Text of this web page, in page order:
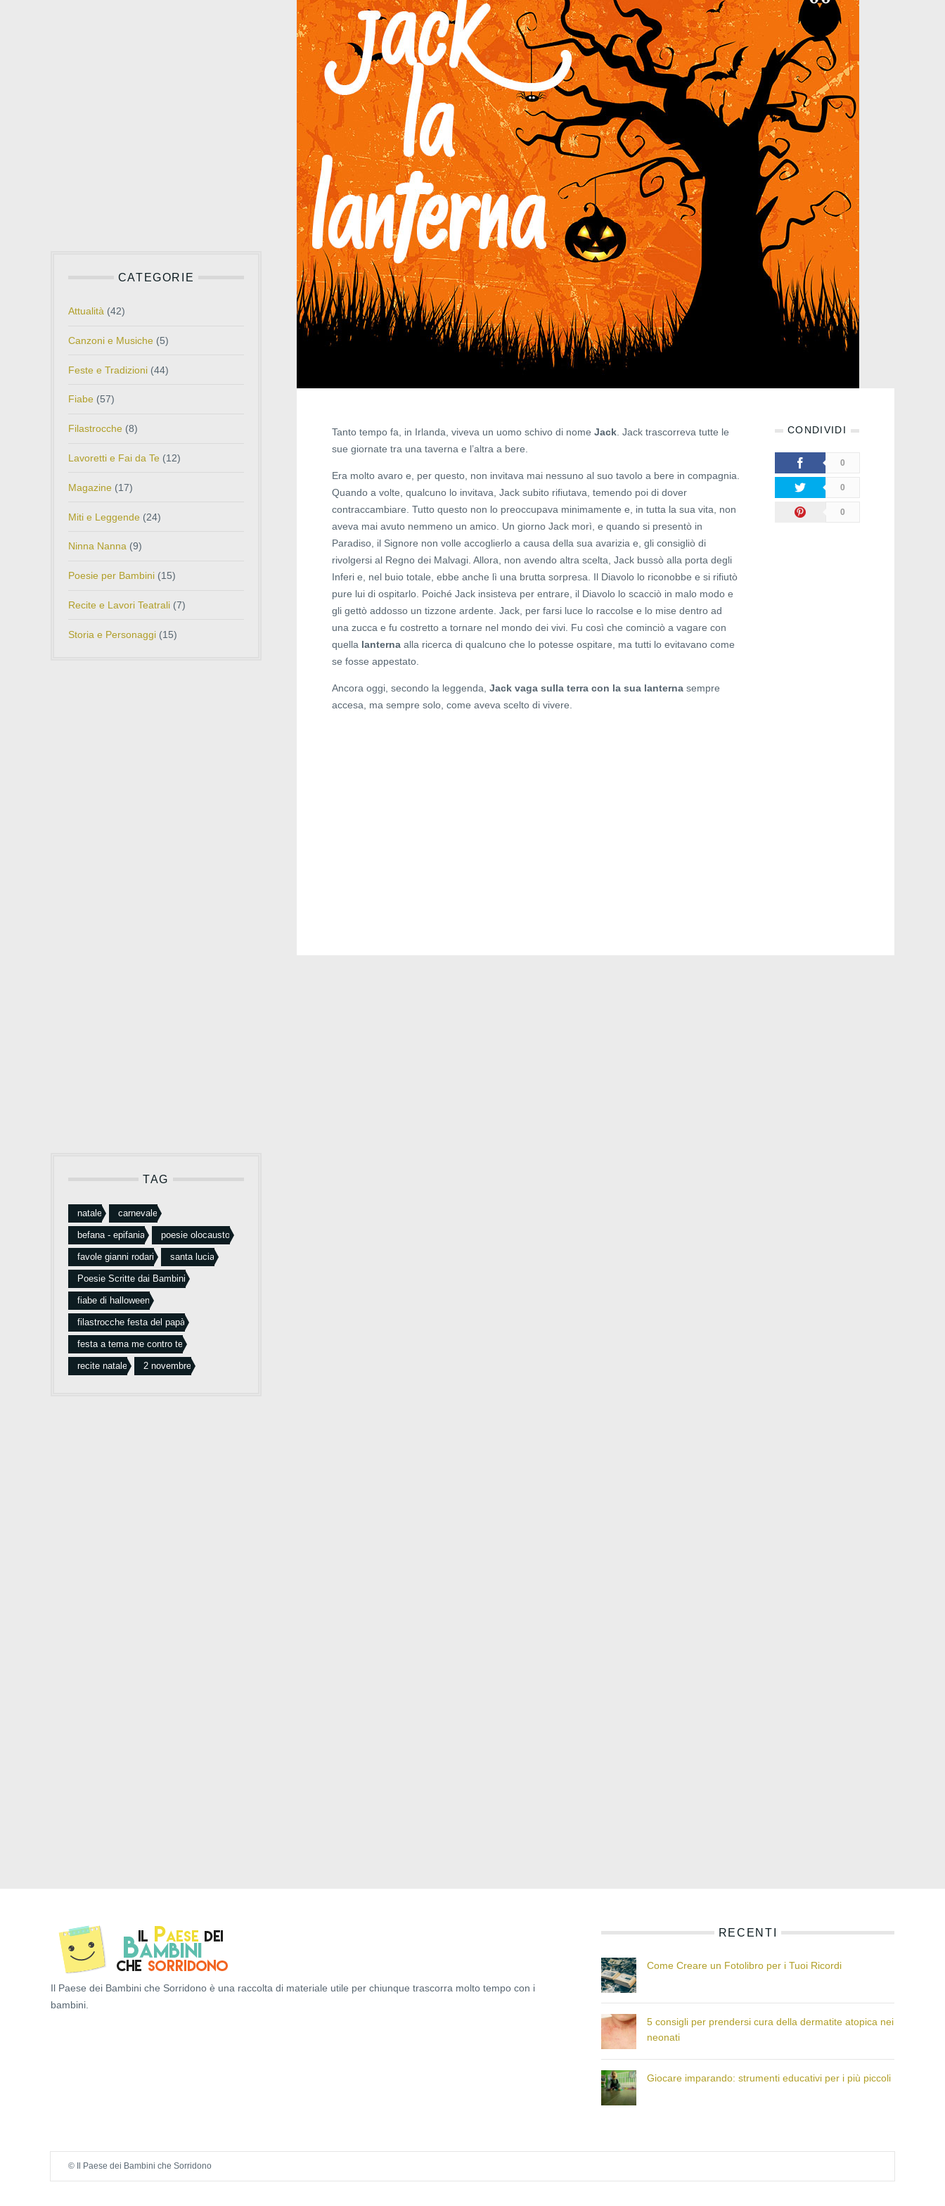
CONDIVIDI
0
0
0
Tanto tempo fa, in Irlanda, viveva un uomo schivo di nome Jack . Jack trascorreva tutte le
sue giornate tra una taverna e l’altra a bere.
Era molto avaro e, per questo, non invitava mai nessuno al suo tavolo a bere in compagnia.
Quando a volte, qualcuno lo invitava, Jack subito rifiutava, temendo poi di dover
contraccambiare. Tutto questo non lo preoccupava minimamente e, in tutta la sua vita, non
aveva mai avuto nemmeno un amico. Un giorno Jack morì, e quando si presentò in
Paradiso, il Signore non volle accoglierlo a causa della sua avarizia e, gli consigliò di
rivolgersi al Regno dei Malvagi. Allora, non avendo altra scelta, Jack bussò alla porta degli
Inferi e, nel buio totale, ebbe anche lì una brutta sorpresa. Il Diavolo lo riconobbe e si rifiutò
pure lui di ospitarlo. Poiché Jack insisteva per entrare, il Diavolo lo scacciò in malo modo e
gli gettò addosso un tizzone ardente. Jack, per farsi luce lo raccolse e lo mise dentro ad
una zucca e fu costretto a tornare nel mondo dei vivi. Fu così che cominciò a vagare con
quella lanterna alla ricerca di qualcuno che lo potesse ospitare, ma tutti lo evitavano come
se fosse appestato.
Ancora oggi, secondo la leggenda, Jack vaga sulla terra con la sua lanterna sempre
accesa, ma sempre solo, come aveva scelto di vivere.
CATEGORIE
Attualità (42)
Canzoni e Musiche (5)
Feste e Tradizioni (44)
Fiabe (57)
Filastrocche (8)
Lavoretti e Fai da Te (12)
Magazine (17)
Miti e Leggende (24)
Ninna Nanna (9)
Poesie per Bambini (15)
Recite e Lavori Teatrali (7)
Storia e Personaggi (15)
TAG
natale carnevale
befana - epifania poesie olocausto
favole gianni rodari santa lucia
Poesie Scritte dai Bambini
fiabe di halloween
filastrocche festa del papà
festa a tema me contro te
recite natale 2 novembre
Il Paese dei Bambini che Sorridono è una raccolta di materiale utile per chiunque trascorra molto tempo con i
bambini.
RECENTI
Come Creare un Fotolibro per i Tuoi Ricordi
5 consigli per prendersi cura della dermatite atopica nei
neonati
Giocare imparando: strumenti educativi per i più piccoli
© Il Paese dei Bambini che Sorridono